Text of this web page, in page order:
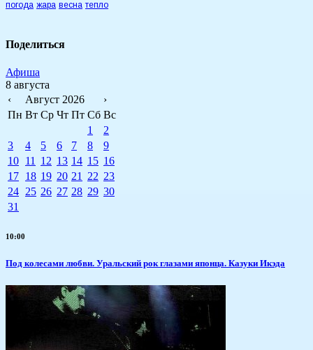
погода жара весна тепло
Поделиться
Афиша
8 августа
‹
Август 2026
›
Пн Вт Ср Чт Пт Сб Вс
1
2
3
4 5 6 7 8
9
10 11 12 13 14 15 16
17 18 19 20 21 22 23
24 25 26 27 28 29 30
31
10:00
Под колесами любви. Уральский рок глазами японца. Казуки Икэда